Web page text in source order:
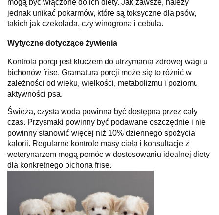
mogą być włączone do ich diety. Jak zawsze, należy
jednak unikać pokarmów, które są toksyczne dla psów,
takich jak czekolada, czy winogrona i cebula.
Wytyczne dotyczące żywienia
Kontrola porcji jest kluczem do utrzymania zdrowej wagi u
bichonów frise. Gramatura porcji może się to różnić w
zależności od wieku, wielkości, metabolizmu i poziomu
aktywności psa.
Świeża, czysta woda powinna być dostępna przez cały
czas. Przysmaki powinny być podawane oszczędnie i nie
powinny stanowić więcej niż 10% dziennego spożycia
kalorii. Regularne kontrole masy ciała i konsultacje z
weterynarzem mogą pomóc w dostosowaniu idealnej diety
dla konkretnego bichona frise.